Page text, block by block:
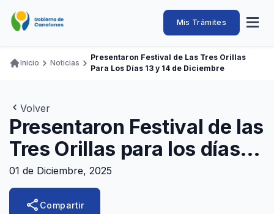
contenido
Intendencia
de
Canelones
Abrir
Navegación
Mis Trámites
Ingresar
Adquisiciones
Canelones Te Escucha
Teléfonos
Ruta
navegación
Inicio Noticias
Presentaron Festival de Las Tres Orillas
Para Los Días 13 y 14 de Diciembre
Volver
Presentaron Festival de las
Tres Orillas para los días
13 y 14 de diciembre
01 de Diciembre, 2025
share Compartir